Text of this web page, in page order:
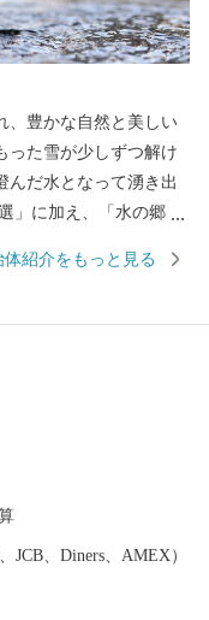
、豊かな自然と美しい
った雪が少しずつ解け
んだ水となって湧き出
になっています。城の
まち」の実現を目指
体紹介をもっと見る
JCB、Diners、AMEX）